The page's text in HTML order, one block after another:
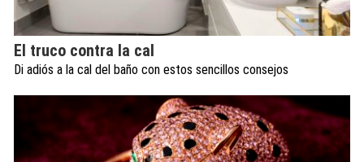
El truco contra la cal
Di adiós a la cal del baño con estos sencillos consejos